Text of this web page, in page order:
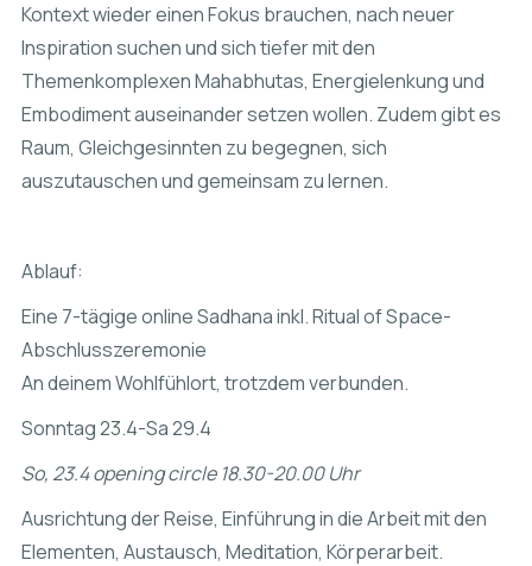
Kontext wieder einen Fokus brauchen, nach neuer
Inspiration suchen und sich tiefer mit den
Themenkomplexen Mahabhutas, Energielenkung und
Embodiment auseinander setzen wollen. Zudem gibt es
Raum, Gleichgesinnten zu begegnen, sich
auszutauschen und gemeinsam zu lernen.
Ablauf:
Eine 7-tägige online Sadhana inkl. Ritual of Space-
Abschlusszeremonie
An deinem Wohlfühlort, trotzdem verbunden.
Sonntag 23.4-Sa 29.4
So, 23.4 opening circle 18.30-20.00 Uhr
Ausrichtung der Reise, Einführung in die Arbeit mit den
Elementen, Austausch, Meditation, Körperarbeit.